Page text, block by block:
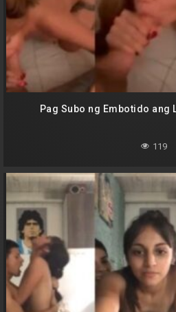
Pag Subo ng Embotido ang
119